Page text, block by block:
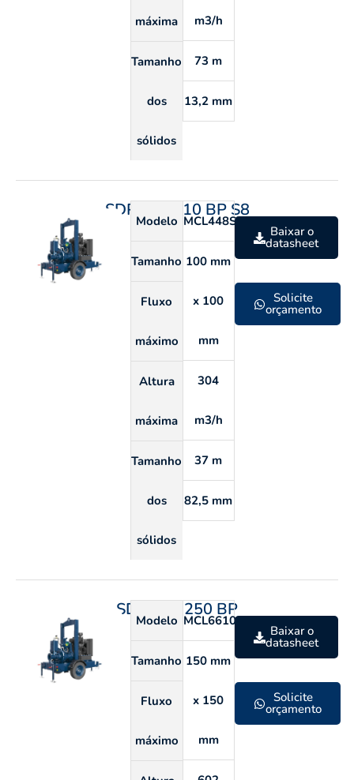
máxima
Tamanho
dos
sólidos
m3/h
73 m
13,2 mm
SDP 100 210 BP S8
Modelo
Tamanho
Fluxo
máximo
Altura
máxima
Tamanho
dos
sólidos
MCL448S
100 mm
x 100
mm
304
m3/h
37 m
82,5 mm
Baixar o
datasheet
Solicite
orçamento
SDP 150 250 BP
Modelo
Tamanho
Fluxo
máximo
MCL6610S
150 mm
x 150
mm
Baixar o
datasheet
Solicite
orçamento